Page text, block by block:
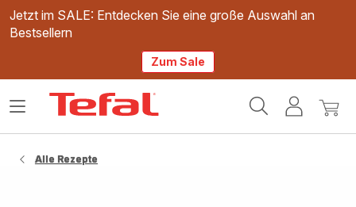
Jetzt im SALE: Entdecken Sie eine große Auswahl an
Bestsellern
Zum Sale
Mein
Mein
Das
Alle Rezepte